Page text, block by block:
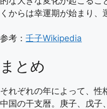
くからは幸運期が始まり、
参考： 壬子Wikipedia
まとめ
それぞれの年によって、性
中国の干支暦。庚子、戊子